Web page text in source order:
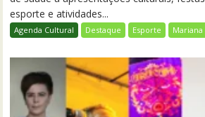
esporte e atividades...
Agenda Cultural Destaque Esporte Mariana